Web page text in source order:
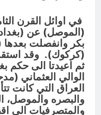
في اوائل القرن
(الموصل) عن
بكر وانفصلت
(كركوك). وقد
ثم اعيدتا الى حكم
الوالي العثماني
العراق التي كانت
والبصره
والمتصرفيات الى